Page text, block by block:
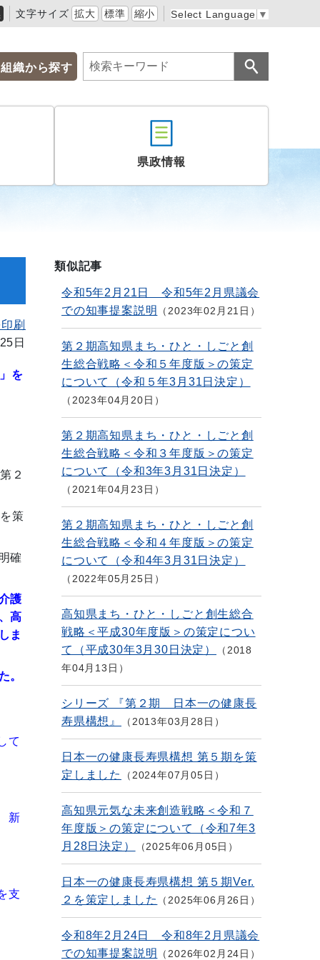
文字サイズ 拡大 標準 縮小 Select Language ▼
組織から探す
県政情報
刷
日
を
２
策
確
護
高
ま
。
て
新
支
類似記事
令和5年2月21日 令和5年2月県議会
での知事提案説明
2023年02月21日
第２期高知県まち・ひと・しごと創
生総合戦略＜令和５年度版＞の策定
について（令和５年3月31日決定）
2023年04月20日
第２期高知県まち・ひと・しごと創
生総合戦略＜令和３年度版＞の策定
について（令和3年3月31日決定）
2021年04月23日
第２期高知県まち・ひと・しごと創
生総合戦略＜令和４年度版＞の策定
について（令和4年3月31日決定）
2022年05月25日
高知県まち・ひと・しごと創生総合
戦略＜平成30年度版＞の策定につい
て（平成30年3月30日決定）
2018
年04月13日
シリーズ 『第２期 日本一の健康長
寿県構想』
2013年03月28日
日本一の健康長寿県構想 第５期を策
定しました
2024年07月05日
高知県元気な未来創造戦略＜令和７
年度版＞の策定について（令和7年3
月28日決定）
2025年06月05日
日本一の健康長寿県構想 第５期Ver.
２を策定しました
2025年06月26日
令和8年2月24日 令和8年2月県議会
での知事提案説明
2026年02月24日